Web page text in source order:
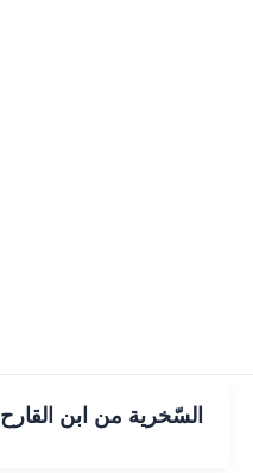
السّخرية من ابن القارح